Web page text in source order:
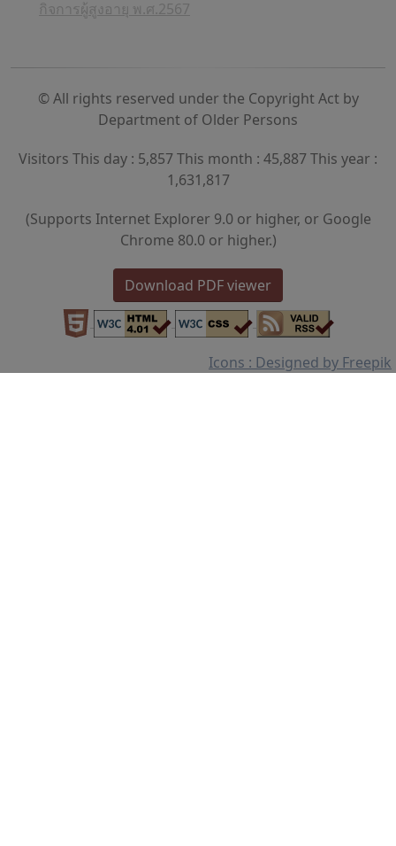
กิจการผู้สูงอายุ พ.ศ.2567
© All rights reserved under the Copyright Act by
Department of Older Persons
Visitors This day : 5,857 This month : 45,887 This year :
1,631,817
(Supports Internet Explorer 9.0 or higher, or Google
Chrome 80.0 or higher.)
Download PDF viewer
Icons : Designed by Freepik